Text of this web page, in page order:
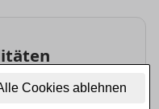
Cookies ablehnen
Hanau?